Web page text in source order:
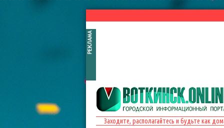
Заходите, располагайтесь и будьте как